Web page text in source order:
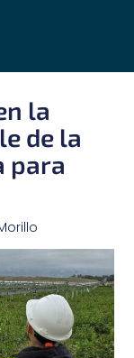
la
de la
para